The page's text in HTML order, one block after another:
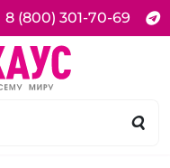
8 (800) 301-70-69